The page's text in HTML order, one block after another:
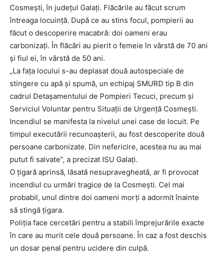
Cosmești, în județul Galați. Flăcările au făcut scrum
întreaga locuință. După ce au stins focul, pompierii au
făcut o descoperire macabră: doi oameni erau
carbonizați. În flăcări au pierit o femeie în vârstă de 70 ani
și fiul ei, în vârstă de 50 ani.
„La fața locului s-au deplasat două autospeciale de
stingere cu apă și spumă, un echipaj SMURD tip B din
cadrul Detașamentului de Pompieri Tecuci, precum și
Serviciul Voluntar pentru Situații de Urgență Cosmești.
Incendiul se manifesta la nivelul unei case de locuit. Pe
timpul executării recunoașterii, au fost descoperite două
persoane carbonizate. Din nefericire, acestea nu au mai
putut fi salvate”, a precizat ISU Galați.
O țigară aprinsă, lăsată nesupravegheată, ar fi provocat
incendiul cu urmări tragice de la Cosmești. Cel mai
probabil, unul dintre doi oameni morți a adormit înainte
să stingă țigara.
Poliția face cercetări pentru a stabili împrejurările exacte
în care au murit cele două persoane. În caz a fost deschis
un dosar penal pentru ucidere din culpă.